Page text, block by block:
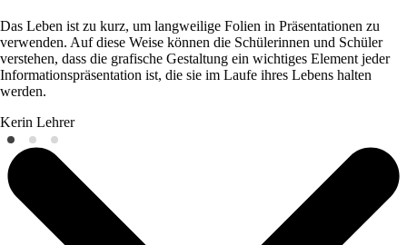
Das Leben ist zu kurz, um langweilige Folien in Präsentationen zu
verwenden. Auf diese Weise können die Schülerinnen und Schüler
verstehen, dass die grafische Gestaltung ein wichtiges Element jeder
Informationspräsentation ist, die sie im Laufe ihres Lebens halten
werden.
Kerin Lehrer